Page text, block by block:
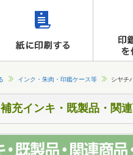
インク・朱肉・印鑑ケース等 シヤチ
充インキ・既製品・関